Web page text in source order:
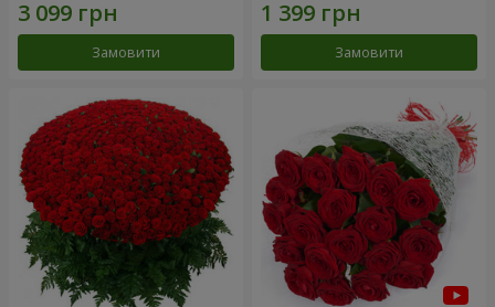
Замовити Замовити